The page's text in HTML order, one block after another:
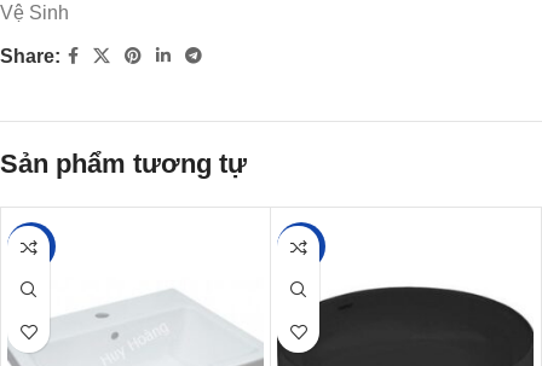
Vệ Sinh
Share:
Sản phẩm tương tự
-32% -22%